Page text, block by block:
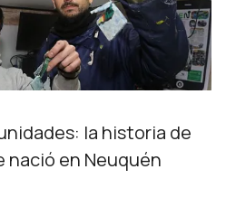
la historia de
nació en Neuquén